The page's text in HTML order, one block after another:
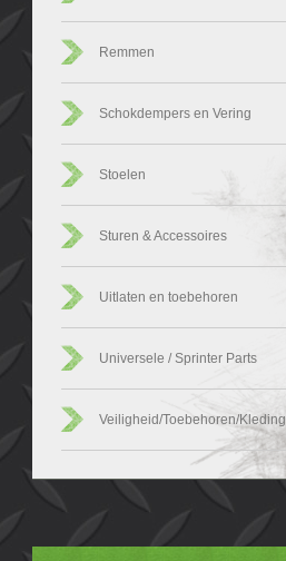
Remmen
Schokdempers en Vering
Stoelen
Sturen & Accessoires
Uitlaten en toebehoren
Universele / Sprinter Parts
Veiligheid/Toebehoren/Kleding